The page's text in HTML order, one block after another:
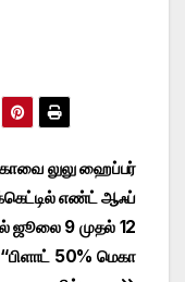
லுலு ஹைப்பர்
எண்ட் ஆஃப்
ஜூலை 9 முதல் 12
50% மெகா